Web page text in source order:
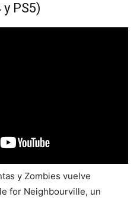
PS5)
y Zombies vuelve
for Neighbourville, un